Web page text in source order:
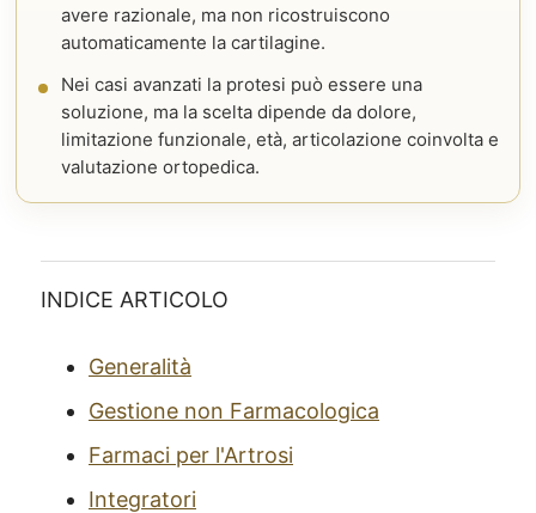
avere razionale, ma non ricostruiscono
automaticamente la cartilagine.
Nei casi avanzati la protesi può essere una
soluzione, ma la scelta dipende da dolore,
limitazione funzionale, età, articolazione coinvolta e
valutazione ortopedica.
INDICE ARTICOLO
Generalità
Gestione non Farmacologica
Farmaci per l'Artrosi
Integratori